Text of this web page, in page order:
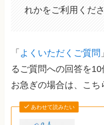
れかをご利用くださ
「 よくいただくご質問
るご質問への回答を10
お急ぎの場合は、こち
あわせて読みたい